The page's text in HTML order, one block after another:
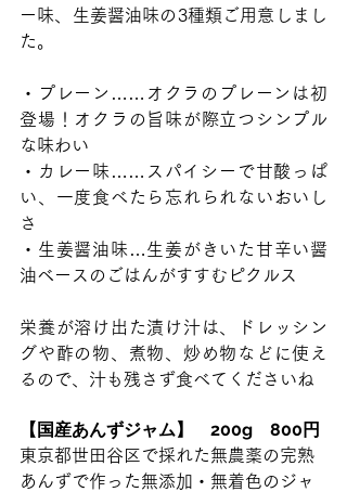
ー味、生姜醤油味の3種類ご用意しまし
た。
・プレーン……オクラのプレーンは初
登場！オクラの旨味が際立つシンプル
な味わい
・カレー味……スパイシーで甘酸っぱ
い、一度食べたら忘れられないおいし
さ
・生姜醤油味…生姜がきいた甘辛い醤
油ベースのごはんがすすむピクルス
栄養が溶け出た漬け汁は、ドレッシン
グや酢の物、煮物、炒め物などに使え
るので、汁も残さず食べてくださいね
【国産あんずジャム】　200g　800円
東京都世田谷区で採れた無農薬の完熟
あんずで作った無添加・無着色のジャ